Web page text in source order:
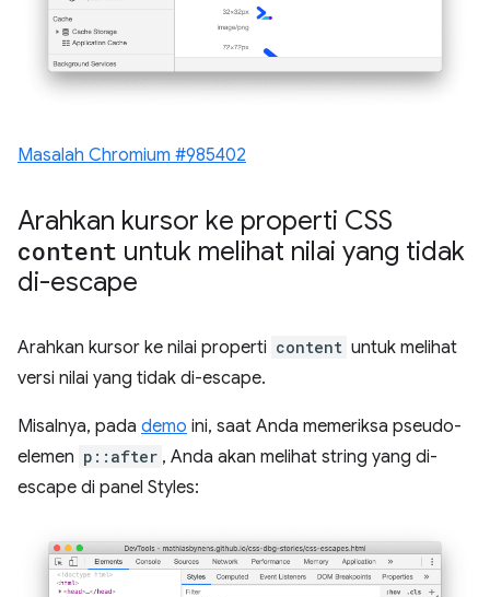
Masalah Chromium #985402
Arahkan kursor ke properti CSS
content untuk melihat nilai yang tidak
di-escape
Arahkan kursor ke nilai properti content untuk melihat
versi nilai yang tidak di-escape.
Misalnya, pada demo ini, saat Anda memeriksa pseudo-
elemen p::after , Anda akan melihat string yang di-
escape di panel Styles: